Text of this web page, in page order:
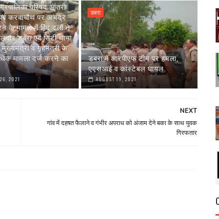
परिषद आंतरी
पर्व करवाचौथ पर अभद्र
के मामले में हिंदू दलों ने
डबरा एवं सिटी थाना
मुख्यमंत्री व गृहमंत्री के
मामला दर्ज करने का
26, 2021
डबरा
डबरा में आरपीएफ टीम पर हमला,
एएसआई व कांस्टेबल घायल
AUGUST 19, 2021
NEXT
गांव में दहषत फैलाने व गंभीर अपराध को अंजाम देने बका के साथ युवक
गिरफतार